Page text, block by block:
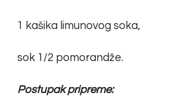
1 kašika limunovog soka,
sok 1/2 pomorandže.
Postupak pripreme: